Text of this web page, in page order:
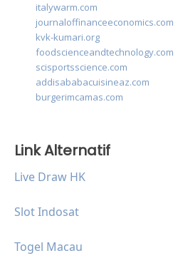
italywarm.com
journaloffinanceeconomics.com
kvk-kumari.org
foodscienceandtechnology.com
scisportsscience.com
addisababacuisineaz.com
burgerimcamas.com
Link Alternatif
Live Draw HK
Slot Indosat
Togel Macau